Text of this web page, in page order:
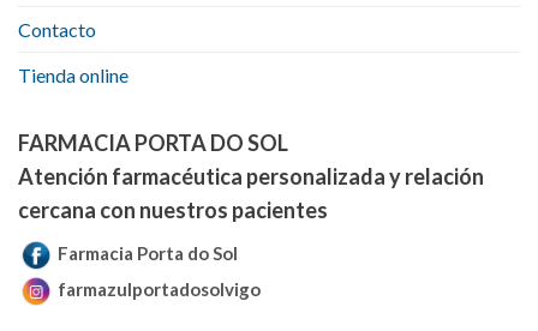
Contacto
Tienda online
FARMACIA PORTA DO SOL
Atención farmacéutica personalizada y relación
cercana con nuestros pacientes
Farmacia Porta do Sol
farmazulportadosolvigo